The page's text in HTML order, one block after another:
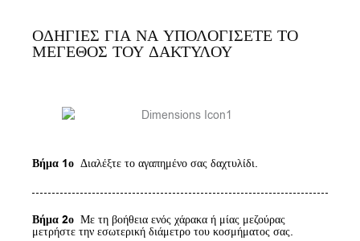
ΟΔΗΓΙΕΣ ΓΙΑ ΝΑ ΥΠΟΛΟΓΙΣΕΤΕ ΤΟ
ΜΕΓΕΘΟΣ ΤΟΥ ΔΑΚΤΥΛΟΥ
Βήμα 1ο Διαλέξτε το αγαπημένο σας δαχτυλίδι.
Βήμα 2ο Με τη βοήθεια ενός χάρακα ή μίας μεζούρας
μετρήστε την εσωτερική διάμετρο του κοσμήματος σας.